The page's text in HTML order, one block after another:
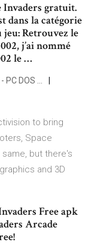
Invaders gratuit.
dans la catégorie
jeu: Retrouvez le
j’ai nommé
le …
PC DOS …
to bring
Space
same, but there's
and 3D
Free apk
Arcade